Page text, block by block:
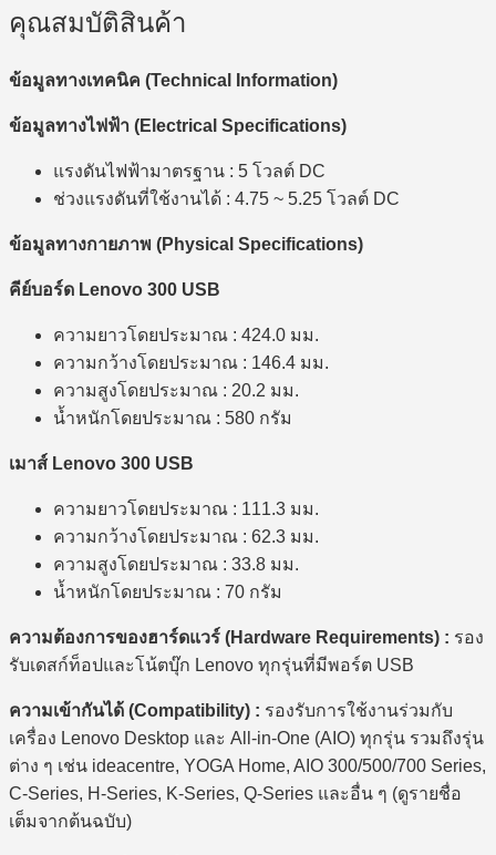
คุณสมบัติสินค้า
ข้อมูลทางเทคนิค (Technical Information)
ข้อมูลทางไฟฟ้า (Electrical Specifications)
แรงดันไฟฟ้ามาตรฐาน : 5 โวลต์ DC
ช่วงแรงดันที่ใช้งานได้ : 4.75 ~ 5.25 โวลต์ DC
ข้อมูลทางกายภาพ (Physical Specifications)
คีย์บอร์ด Lenovo 300 USB
ความยาวโดยประมาณ : 424.0 มม.
ความกว้างโดยประมาณ : 146.4 มม.
ความสูงโดยประมาณ : 20.2 มม.
น้ำหนักโดยประมาณ : 580 กรัม
เมาส์ Lenovo 300 USB
ความยาวโดยประมาณ : 111.3 มม.
ความกว้างโดยประมาณ : 62.3 มม.
ความสูงโดยประมาณ : 33.8 มม.
น้ำหนักโดยประมาณ : 70 กรัม
ความต้องการของฮาร์ดแวร์ (Hardware Requirements) : รอง
รับเดสก์ท็อปและโน้ตบุ๊ก Lenovo ทุกรุ่นที่มีพอร์ต USB
ความเข้ากันได้ (Compatibility) : รองรับการใช้งานร่วมกับ
เครื่อง Lenovo Desktop และ All-in-One (AIO) ทุกรุ่น รวมถึงรุ่น
ต่าง ๆ เช่น ideacentre, YOGA Home, AIO 300/500/700 Series,
C-Series, H-Series, K-Series, Q-Series และอื่น ๆ (ดูรายชื่อ
เต็มจากต้นฉบับ)